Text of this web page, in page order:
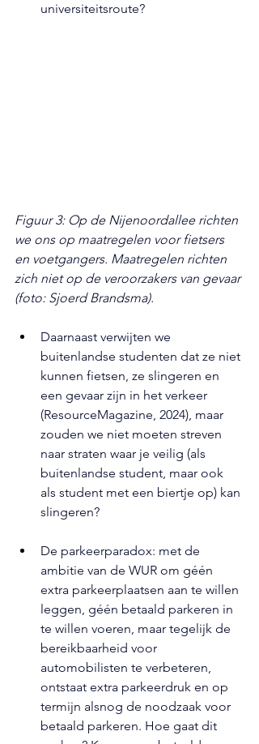
universiteitsroute?
Figuur 3: Op de Nijenoordallee richten
we ons op maatregelen voor fietsers
en voetgangers. Maatregelen richten
zich niet op de veroorzakers van gevaar
(foto: Sjoerd Brandsma).
Daarnaast verwijten we
buitenlandse studenten dat ze niet
kunnen fietsen, ze slingeren en
een gevaar zijn in het verkeer
(ResourceMagazine, 2024), maar
zouden we niet moeten streven
naar straten waar je veilig (als
buitenlandse student, maar ook
als student met een biertje op) kan
slingeren?
De parkeerparadox: met de
ambitie van de WUR om géén
extra parkeerplaatsen aan te willen
leggen, géén betaald parkeren in
te willen voeren, maar tegelijk de
bereikbaarheid voor
automobilisten te verbeteren,
ontstaat extra parkeerdruk en op
termijn alsnog de noodzaak voor
betaald parkeren. Hoe gaat dit